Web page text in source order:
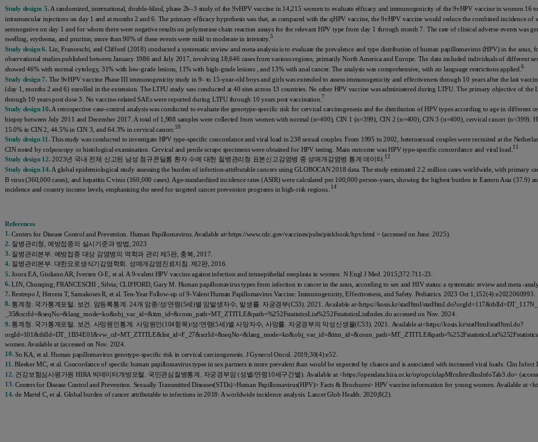
Study design: 5.A randomized, international, double-blind, phase 2b–3 study of the 9vHPV vaccine in 14,215 women to evaluate efficacy and immunogenicity of the 9vHPV vaccine in women 16
intramuscular injections on day 1 and at months 2 and 6. The primary efficacy hypothesis was that, as compared with the qHPV vaccine, the 9vHPV vaccine would reduce the combined incidence
seronegative on day 1 and for whom there were negative results on polymerase chain reaction assays for the relevant HPV type from day 1 through month 7. The rate of clinical adverse events was
swelling, erythema, and pruritus; more than 90% of these events were mild to moderate in intensity. 5
Study design 6. Lin, Franceschi, and Clifford (2018) conducted a systematic review and meta-analysis is to evaluate the prevalence and type distribution of human papillomavirus (HPV) in the
observational studies published between January 1986 and July 2017, involving 18,646 cases from various regions, primarily North America and Europe. The data included individuals of different
showed 46% with normal cytology, 31% with low-grade lesions, 11% with high-grade lesions , and 13% with anal cancer. The analysis was comprehensive, with no language restrictions applied.6
Study design 7. The 9vHPV vaccine Phase III immunogenicity study in 9- to 15-year-old boys and girls was extended to assess immunogenicity and effectiveness through 10 years after the last
(day 1, months 2 and 6) enrolled in the extension. The LTFU study was conducted at 40 sites across 13 countries. No other HPV vaccine was administered during LTFU. The primary objective of
through 10 years post dose 3. No vaccine-related SAEs were reported during LTFU through 10 years post vaccination. 7
Study design 10. A retrospective case-control analysis was conducted to evaluate the genotype-specific risk for cervical carcinogenesis and the distribution of HPV types according to age in
biopsy between July 2011 and December 2017. A total of 1,988 samples were collected from women with normal (n=400), CIN 1 (n=399), CIN 2 (n=400), CIN 3 (n=400), cervical cancer (n=399).
15.0% in CIN 2, 44.5% in CIN 3, and 64.3% in cervical cancer. 10
Study design 11. This study was conducted to investigate HPV type-specific concordance and viral load in 238 sexual couples. From 1995 to 2002, heterosexual couples were recruited at the
CIN noted by colposcopy or histological examination. Cervical and penile scrape specimens were obtained for HPV testing. Main outcome was HPV type-specific concordance and viral load. 11
Study design 12. 2023년 국내 전체 신고된 남성 첨규콘딜롬 환자 수에 대한 질병관리청 표본신고감염병 중 성매개감염병 통계 데이터. 12
Study design 14. A global epidemiological study assessing the burden of infection-attributable cancers using GLOBOCAN 2018 data. The study estimated 2.2 million cases worldwide, with primary
B virus (360,000 cases), and hepatitis C virus (160,000 cases). Age-standardized incidence rates (ASIR) were calculated per 100,000 person-years, showing the highest burden in Eastern Asia
incidence and country income levels, emphasizing the need for targeted cancer prevention programs in high-risk regions.. 14
References
1. Centers for Disease Control and Prevention. Human Papillomavirus. Available at<https://www.cdc.gov/vaccines/pubs/pinkbook/hpv.html > (accessed on June. 2025).
2. 질병관리청, 예방접종의 실시기준과 방법, 2023
3. 질병관리본부. 예방접종 대상 감염병의 역학과 관리 제5판, 충북, 2017.
4. 질병관리본부. 대한요로생식기감염학회. 성매개감염진료지침. 제2판, 2016.
5. Joura EA, Giuliano AR, Iversen O-E, et al. A 9-valent HPV vaccine against infection and intraepithelial neoplasia in women. N Engl J Med. 2015;372:711-23.
6. LIN, Chunqing; FRANCESCHI , Silvia; CLIFFORD, Gary M. Human papillomavirus types from infection to cancer in the anus, according to sex and HIV status: a systematic review and meta -
7. Restrepo J, Herrera T, Samakoses R, et al. Ten-Year Follow-up of 9-Valent Human Papillomavirus Vaccine: Immunogenicity, Effectiveness, and Safety. Pediatrics. 2023 Oct 1;152(4):e2022060993.
8. 통계청. 국가통계포털. 보건. 암등록통계. 24개 암종/성/연령(5세)별 암발생자수, 발생률. 자궁경부(C53). 2021. Available at<https://kosis.kr/statHtml/
_35&scrId=&seqNo=&lang_mode=ko&obj_var_id=&itm_id=&conn_path=MT_ZTITLE&path=%252FstatisticsList%252FstatisticsListIndex.do accessed on Nov. 2024.
9. 통계청. 국가통계포털. 보건. 사망원인통계. 사망원인(104항목)/성/연령(5세)별 사망자수, 사망률. 자궁경부의 악성신생물(C53). 2021. Available at<https://kosis.kr/statHtml/statHtml.do?
women. Available at (accessed on Nov. 2024.
10. So KA, et al. Human papillomavirus genotype-specific risk in cervical carcinogenesis. J Gynecol Oncol. 2019;30(4):e52.
11. Bleeker MC, et al. Concordance of specific human papillomavirus types in sex partners is more prevalent than would be expected by chance and is associated with increased viral loads. Clin Infect
12. 건강보험심사평가원 HIRA 빅데이터개방포털. 국민관심질병통계. 자궁경부암 (성별/연령10세구간별). Available at <https://opendata.hira.or.kr/op/opc/olapMfrnIntrsIlnsInfoTab3.do>
13. Centers for Disease Control and Prevention. Sexually Transmitted Diseases(STDs)>Human Papillomavirus(HPV)> Facts & Brochures> HPV vaccine information for young women. Available at
14. de Martel C, et al. Global burden of cancer attributable to infections in 2018: A worldwide incidence analysis. Lancet Glob Health. 2020;8(2).